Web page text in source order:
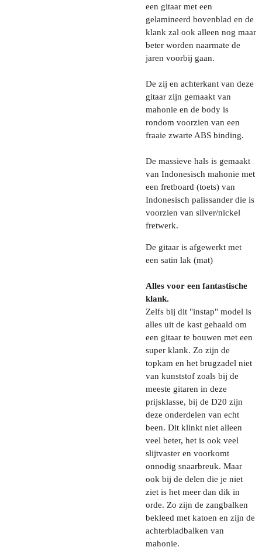
een gitaar met een
gelamineerd bovenblad en de
klank zal ook alleen nog maar
beter worden naarmate de
jaren voorbij gaan.
De zij en achterkant van deze
gitaar zijn gemaakt van
mahonie en de body is
rondom voorzien van een
fraaie zwarte ABS binding.
De massieve hals is gemaakt
van Indonesisch mahonie met
een fretboard (toets) van
Indonesisch palissander die is
voorzien van silver/nickel
fretwerk.
De gitaar is afgewerkt met
een satin lak (mat)
Alles voor een fantastische
klank.
Zelfs bij dit "instap" model is
alles uit de kast gehaald om
een gitaar te bouwen met een
super klank. Zo zijn de
topkam en het brugzadel niet
van kunststof zoals bij de
meeste gitaren in deze
prijsklasse, bij de D20 zijn
deze onderdelen van echt
been. Dit klinkt niet alleen
veel beter, het is ook veel
slijtvaster en voorkomt
onnodig snaarbreuk. Maar
ook bij de delen die je niet
ziet is het meer dan dik in
orde. Zo zijn de zangbalken
bekleed met katoen en zijn de
achterbladbalken van
mahonie.